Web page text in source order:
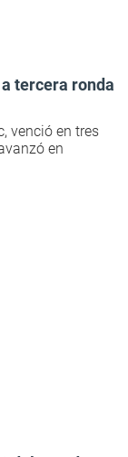
tercera ronda
venció en tres
en